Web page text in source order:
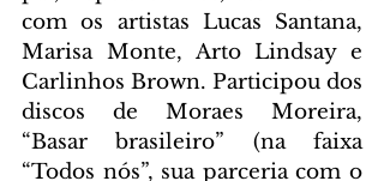
com os artistas Lucas Santana,
Marisa Monte, Arto Lindsay e
Carlinhos Brown. Participou dos
discos de Moraes Moreira,
“Basar brasileiro” (na faixa
“Todos nós”, sua parceria com o